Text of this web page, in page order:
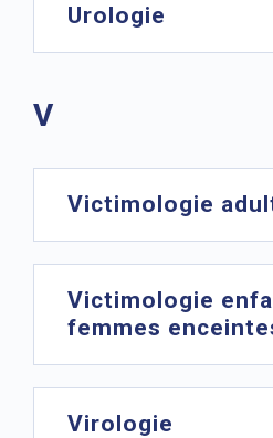
Urologie
V
Victimologie
Victimologie
femmes
Virologie